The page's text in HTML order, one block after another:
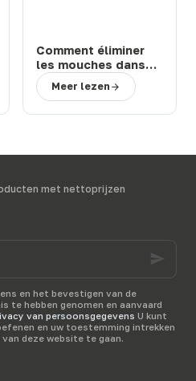
Comment éliminer
les mouches dans
une étable ou une
ferme : 3 solutions
Meer lezen
met nettoprijzen
en het bevestigen van de
te hebben genomen en aanvaard
van persoonsgegevens U kunt
en uw toestemming intrekken
deze website te gaan.